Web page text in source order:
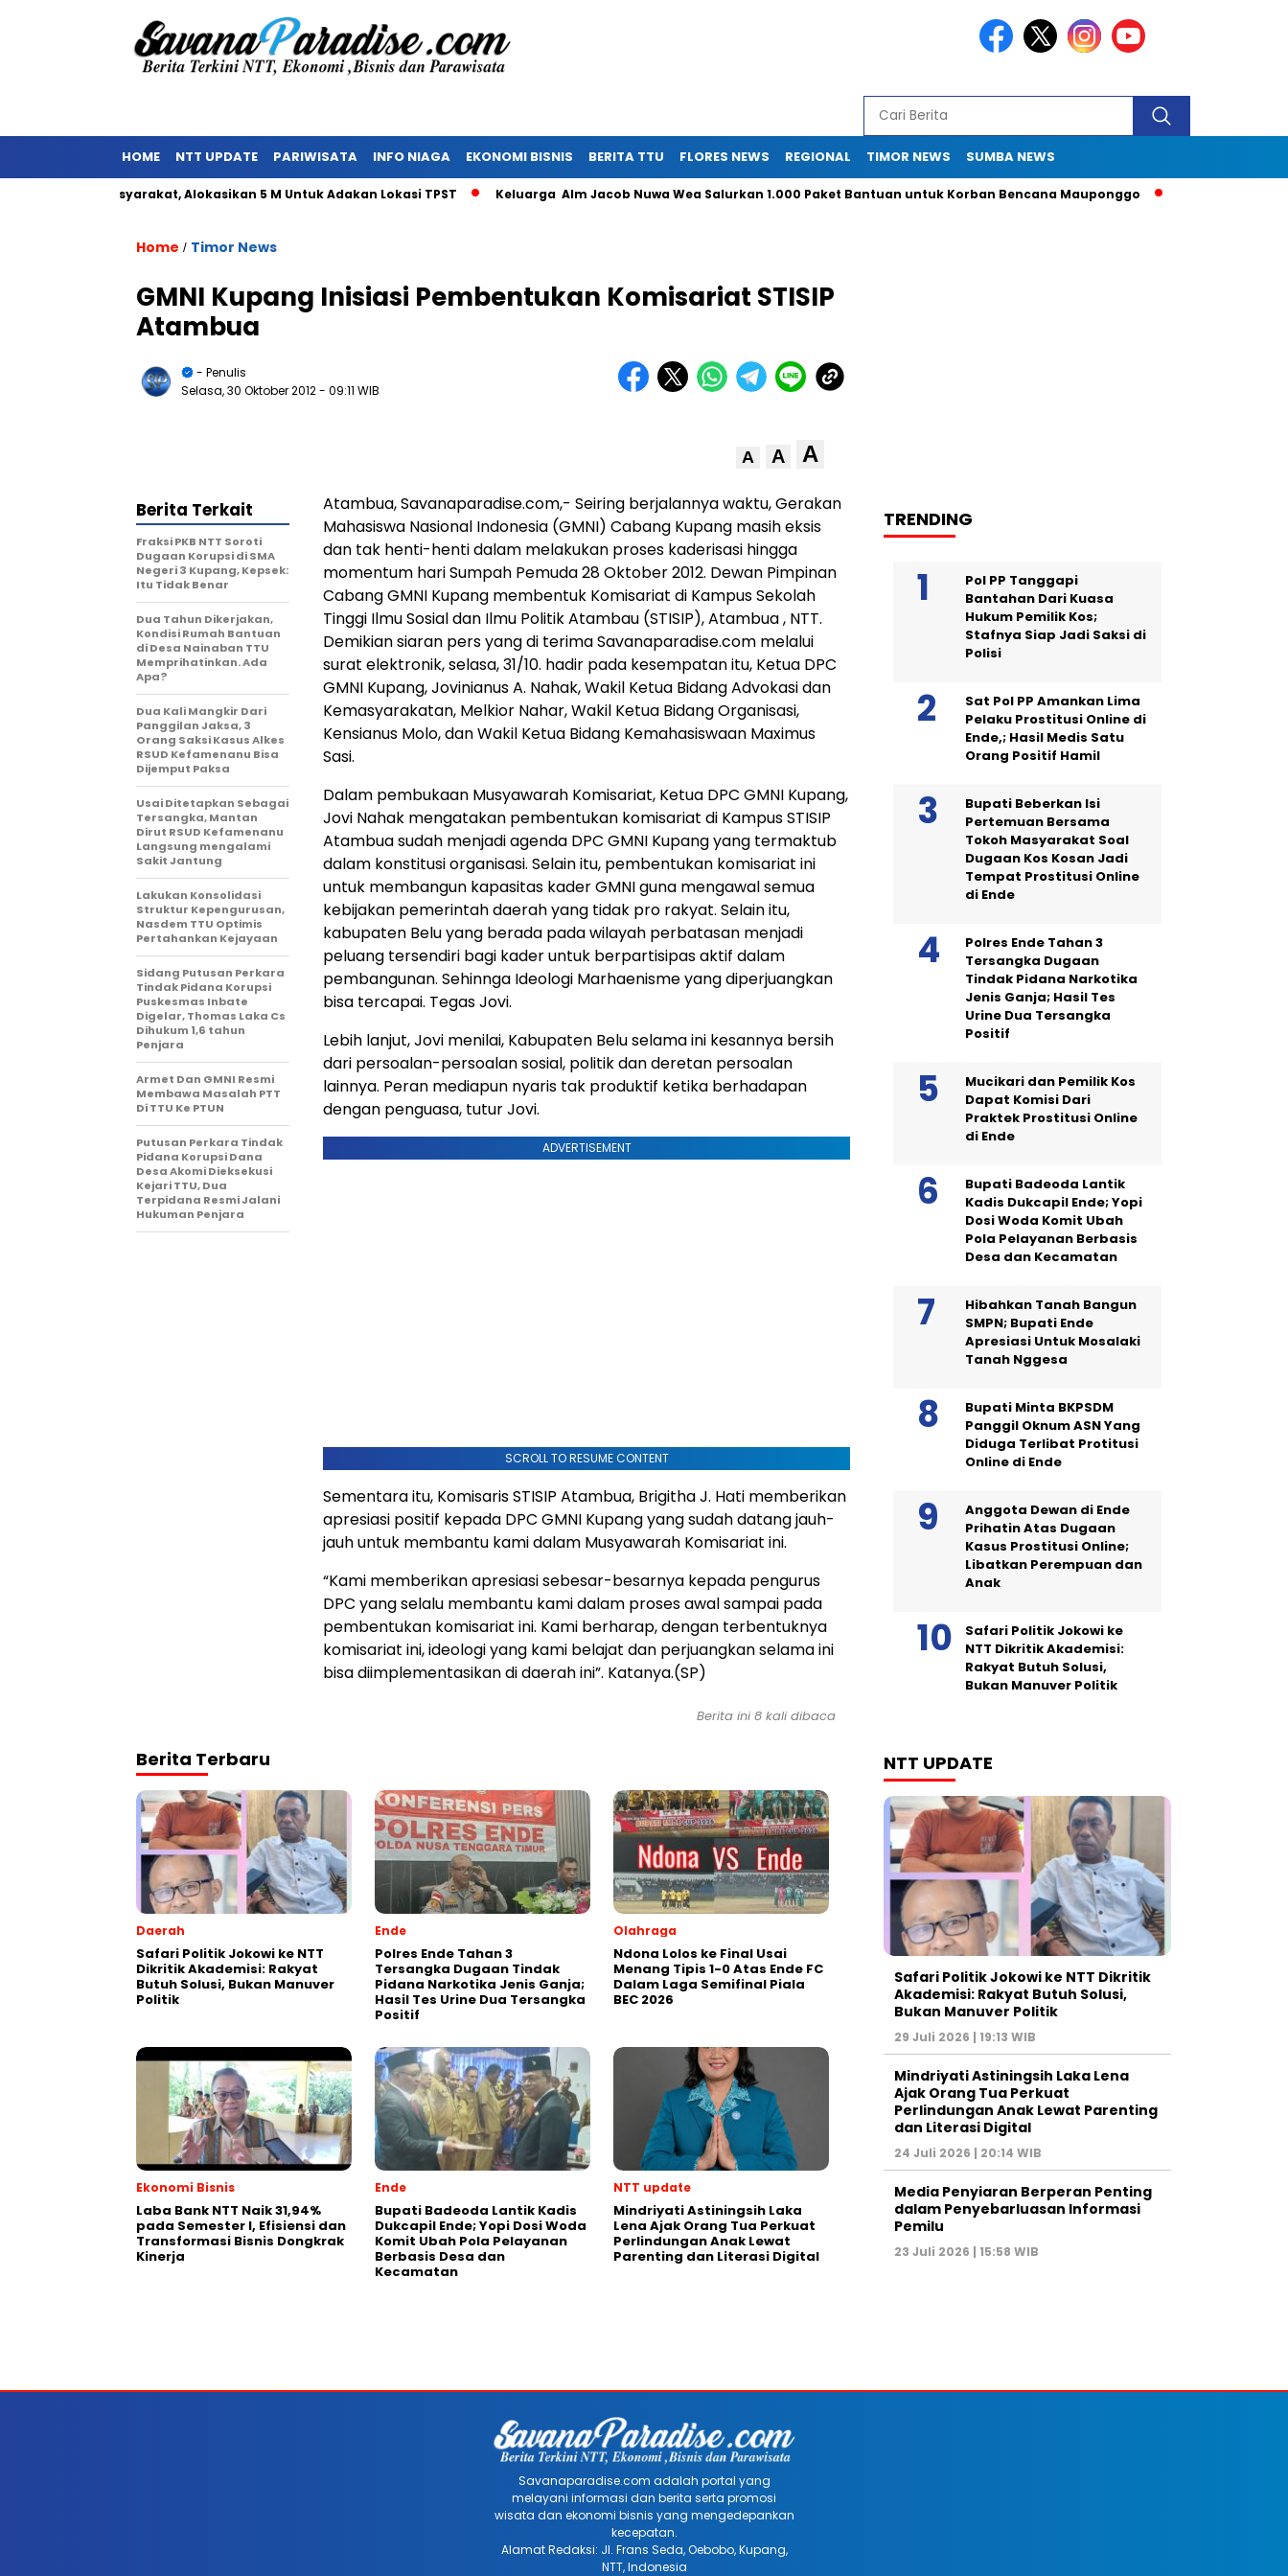
HOME NTT UPDATE PARIWISATA INFO NIAGA EKONOMI BISNIS BERITA TTU FLORES NEWS REGIONAL TIMOR NEWS SUMBA NEWS
Masyarakat, Alokasikan 5 M Untuk Adakan Lokasi TPST Keluarga Alm Jacob Nuwa Wea Salurkan 1.000 Paket Bantuan untuk Korban Bencana Mauponggo Drama Pergub 33:
Home / Timor News
GMNI Kupang Inisiasi Pembentukan Komisariat STISIP
Atambua
- Penulis
Selasa, 30 Oktober 2012- 09:11 WIB
A A A
Atambua, Savanaparadise.com,- Seiring berjalannya waktu, Gerakan
Mahasiswa Nasional Indonesia (GMNI) Cabang Kupang masih eksis
dan tak henti-henti dalam melakukan proses kaderisasi hingga
momentum hari Sumpah Pemuda 28 Oktober 2012. Dewan Pimpinan
Cabang GMNI Kupang membentuk Komisariat di Kampus Sekolah
Tinggi Ilmu Sosial dan Ilmu Politik Atambau (STISIP), Atambua , NTT.
Demikian siaran pers yang di terima Savanaparadise.com melalui
surat elektronik, selasa, 31/10. hadir pada kesempatan itu, Ketua DPC
GMNI Kupang, Jovinianus A. Nahak, Wakil Ketua Bidang Advokasi dan
Kemasyarakatan, Melkior Nahar, Wakil Ketua Bidang Organisasi,
Kensianus Molo, dan Wakil Ketua Bidang Kemahasiswaan Maximus
Sasi.
Dalam pembukaan Musyawarah Komisariat, Ketua DPC GMNI Kupang,
Jovi Nahak mengatakan pembentukan komisariat di Kampus STISIP
Atambua sudah menjadi agenda DPC GMNI Kupang yang termaktub
dalam konstitusi organisasi. Selain itu, pembentukan komisariat ini
untuk membangun kapasitas kader GMNI guna mengawal semua
kebijakan pemerintah daerah yang tidak pro rakyat. Selain itu,
kabupaten Belu yang berada pada wilayah perbatasan menjadi
peluang tersendiri bagi kader untuk berpartisipas aktif dalam
pembangunan. Sehinnga Ideologi Marhaenisme yang diperjuangkan
bisa tercapai. Tegas Jovi.
Lebih lanjut, Jovi menilai, Kabupaten Belu selama ini kesannya bersih
dari persoalan-persoalan sosial, politik dan deretan persoalan
lainnya. Peran mediapun nyaris tak produktif ketika berhadapan
dengan penguasa, tutur Jovi.
ADVERTISEMENT
SCROLL TO RESUME CONTENT
Sementara itu, Komisaris STISIP Atambua, Brigitha J. Hati memberikan
apresiasi positif kepada DPC GMNI Kupang yang sudah datang jauh-
jauh untuk membantu kami dalam Musyawarah Komisariat ini.
“Kami memberikan apresiasi sebesar-besarnya kepada pengurus
DPC yang selalu membantu kami dalam proses awal sampai pada
pembentukan komisariat ini. Kami berharap, dengan terbentuknya
komisariat ini, ideologi yang kami belajat dan perjuangkan selama ini
bisa diimplementasikan di daerah ini”. Katanya.(SP)
Berita Terkait
Fraksi PKB NTT Soroti
Dugaan Korupsi di SMA
Negeri 3 Kupang, Kepsek:
Itu Tidak Benar
Dua Tahun Dikerjakan,
Kondisi Rumah Bantuan
di Desa Nainaban TTU
Memprihatinkan. Ada
Apa?
Dua Kali Mangkir Dari
Panggilan Jaksa, 3
Orang Saksi Kasus Alkes
RSUD Kefamenanu Bisa
Dijemput Paksa
Usai Ditetapkan Sebagai
Tersangka, Mantan
Dirut RSUD Kefamenanu
Langsung mengalami
Sakit Jantung
Lakukan Konsolidasi
Struktur Kepengurusan,
Nasdem TTU Optimis
Pertahankan Kejayaan
Sidang Putusan Perkara
Tindak Pidana Korupsi
Puskesmas Inbate
Digelar, Thomas Laka Cs
Dihukum 1,6 tahun
Penjara
Armet Dan GMNI Resmi
Membawa Masalah PTT
Di TTU Ke PTUN
Putusan Perkara Tindak
Pidana Korupsi Dana
Desa Akomi Dieksekusi
Kejari TTU, Dua
Terpidana Resmi Jalani
Hukuman Penjara
Berita ini 8 kali dibaca
Berita Terbaru
Daerah
Safari Politik Jokowi ke NTT
Dikritik Akademisi: Rakyat
Butuh Solusi, Bukan Manuver
Politik
Ende
Polres Ende Tahan 3
Tersangka Dugaan Tindak
Pidana Narkotika Jenis Ganja;
Hasil Tes Urine Dua Tersangka
Positif
Olahraga
Ndona Lolos ke Final Usai
Menang Tipis 1-0 Atas Ende FC
Dalam Laga Semifinal Piala
BEC 2026
Ekonomi Bisnis
Laba Bank NTT Naik 31,94%
pada Semester I, Efisiensi dan
Transformasi Bisnis Dongkrak
Kinerja
Ende
Bupati Badeoda Lantik Kadis
Dukcapil Ende; Yopi Dosi Woda
Komit Ubah Pola Pelayanan
Berbasis Desa dan
Kecamatan
NTT update
Mindriyati Astiningsih Laka
Lena Ajak Orang Tua Perkuat
Perlindungan Anak Lewat
Parenting dan Literasi Digital
TRENDING
Pol PP Tanggapi
Bantahan Dari Kuasa
Hukum Pemilik Kos;
Stafnya Siap Jadi Saksi di
Polisi
Sat Pol PP Amankan Lima
Pelaku Prostitusi Online di
Ende,; Hasil Medis Satu
Orang Positif Hamil
Bupati Beberkan Isi
Pertemuan Bersama
Tokoh Masyarakat Soal
Dugaan Kos Kosan Jadi
Tempat Prostitusi Online
di Ende
Polres Ende Tahan 3
Tersangka Dugaan
Tindak Pidana Narkotika
Jenis Ganja; Hasil Tes
Urine Dua Tersangka
Positif
Mucikari dan Pemilik Kos
Dapat Komisi Dari
Praktek Prostitusi Online
di Ende
Bupati Badeoda Lantik
Kadis Dukcapil Ende; Yopi
Dosi Woda Komit Ubah
Pola Pelayanan Berbasis
Desa dan Kecamatan
Hibahkan Tanah Bangun
SMPN; Bupati Ende
Apresiasi Untuk Mosalaki
Tanah Nggesa
Bupati Minta BKPSDM
Panggil Oknum ASN Yang
Diduga Terlibat Protitusi
Online di Ende
Anggota Dewan di Ende
Prihatin Atas Dugaan
Kasus Prostitusi Online;
Libatkan Perempuan dan
Anak
Safari Politik Jokowi ke
NTT Dikritik Akademisi:
Rakyat Butuh Solusi,
Bukan Manuver Politik
NTT UPDATE
Safari Politik Jokowi ke NTT Dikritik
Akademisi: Rakyat Butuh Solusi,
Bukan Manuver Politik
29 Juli 2026 | 19:13 WIB
Mindriyati Astiningsih Laka Lena
Ajak Orang Tua Perkuat
Perlindungan Anak Lewat Parenting
dan Literasi Digital
24 Juli 2026 | 20:14 WIB
Media Penyiaran Berperan Penting
dalam Penyebarluasan Informasi
Pemilu
23 Juli 2026 | 15:58 WIB
Savanaparadise.com adalah portal yang
melayani informasi dan berita serta promosi
wisata dan ekonomi bisnis yang mengedepankan
kecepatan.
Alamat Redaksi: Jl. Frans Seda, Oebobo, Kupang,
NTT, Indonesia